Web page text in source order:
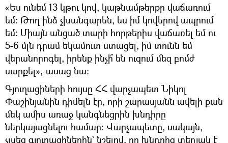
«Ես ունեմ 13 կթու կով, կաթնամթերքը վաճառում
եմ։ Թող ինձ չխանգարեն, ես իմ կովերով ապրում
եմ։ Միայն անցած տարի հորթերիս վաճառել եմ ու
5-6 մլն դրամ եկամուտ ստացել, իմ տունն եմ
վերանորոգել, իրենք ինչի՞ են ուզում մեզ բոմժ
սարքել»,-ասաց նա:
Գյուղացիների հույսը ՀՀ վարչապետ Նիկոլ
Փաշինյանին դիմելն էր, որի շարասյանն ավելի քան
մեկ ամիս առաջ կանգնեցրին խնդիրը
ներկայացնելու համար։ Վարչապետը, սակայն,
չլսեց գյուղացիներին` նշելով, որ խնդրից տեղյակ է